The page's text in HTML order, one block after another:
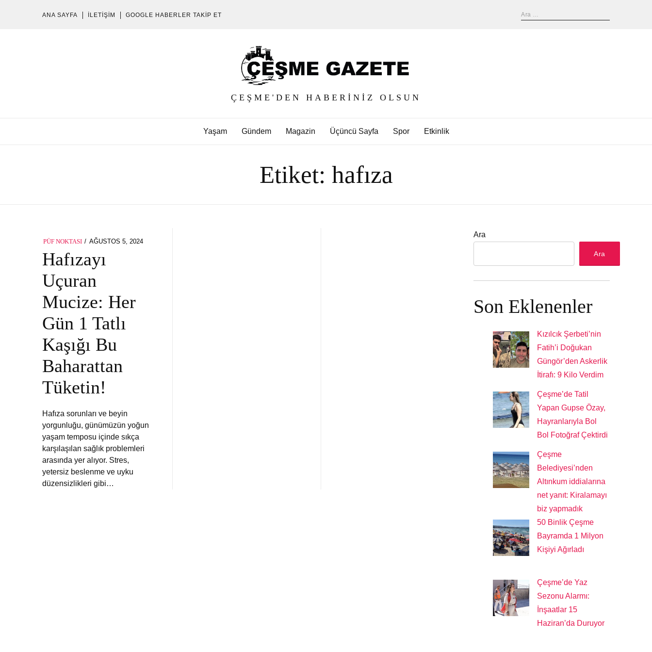
ANA SAYFA İLETIŞIM GOOGLE HABERLER TAKIP ET
ÇEŞME'DEN HABERINIZ OLSUN
Yaşam Gündem Magazin Üçüncü Sayfa Spor Etkinlik
Etiket: hafıza
PÜF NOKTASI
POSTED
AĞUSTOS 5, 2024
Hafızayı
Uçuran
Mucize: Her
Gün 1 Tatlı
Kaşığı Bu
Baharattan
Tüketin!
Hafıza sorunları ve beyin
yorgunluğu, günümüzün yoğun
yaşam temposu içinde sıkça
karşılaşılan sağlık problemleri
arasında yer alıyor. Stres,
yetersiz beslenme ve uyku
düzensizlikleri gibi…
Ara
Ara
Son Eklenenler
Kızılcık Şerbeti’nin
Fatih’i Doğukan
Güngör’den Askerlik
İtirafı: 9 Kilo Verdim
Çeşme’de Tatil
Yapan Gupse Özay,
Hayranlarıyla Bol
Bol Fotoğraf Çektirdi
Çeşme
Belediyesi’nden
Altınkum iddialarına
net yanıt: Kiralamayı
biz yapmadık
50 Binlik Çeşme
Bayramda 1 Milyon
Kişiyi Ağırladı
Çeşme’de Yaz
Sezonu Alarmı:
İnşaatlar 15
Haziran’da Duruyor